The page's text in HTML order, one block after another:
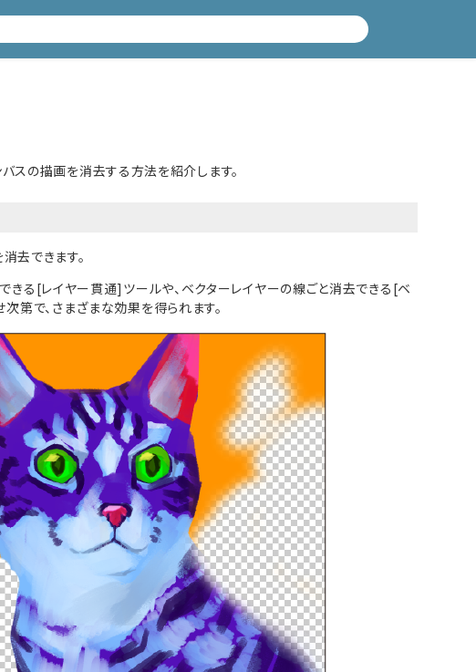
の描画を消去する方法を紹介します。
去できます。
る[レイヤー貫通]ツールや、ベクターレイヤーの線ごと消去できる[ベ
第で、さまざまな効果を得られます。